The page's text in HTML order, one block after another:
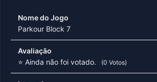
Nome do Jogo
Parkour Block 7
Avaliação
⭐ Ainda não foi votado.
(0 Votos)